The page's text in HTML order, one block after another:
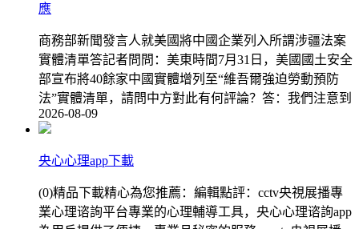
應
商務部新聞發言人就美國將中國企業列入所謂涉疆法案
實體清單答記者問問：美東時間7月31日，美國國土安全
部宣布將40餘家中國實體增列至“維吾爾強迫勞動預防
法”實體清單，請問中方對此有何評論？答：我們注意到
2026-08-09
央心心理app下載
(0)精品下載精心為您推薦：編輯點評：cctv央視展播專
業心理谘詢平台專業的心理輔導工具，央心心理谘詢app